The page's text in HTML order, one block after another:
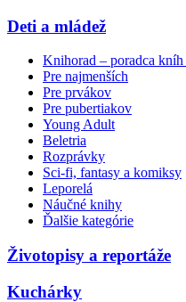
Deti a mládež
Knihorad – poradca kníh
Pre najmenších
Pre prvákov
Pre pubertiakov
Young Adult
Beletria
Rozprávky
Sci-fi, fantasy a komiksy
Leporelá
Náučné knihy
Ďalšie kategórie
Životopisy a reportáže
Kuchárky